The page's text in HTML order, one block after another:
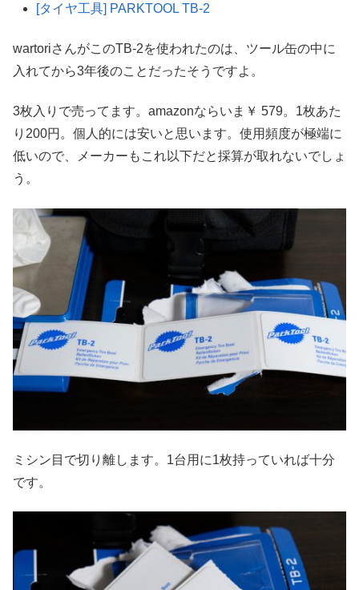
[タイヤ工具] PARKTOOL TB-2
wartoriさんがこのTB-2を使われたのは、ツール缶の中に
入れてから3年後のことだったそうですよ。
3枚入りで売ってます。amazonならいま￥ 579。1枚あた
り200円。個人的には安いと思います。使用頻度が極端に
低いので、メーカーもこれ以下だと採算が取れないでしょ
う。
ミシン目で切り離します。1台用に1枚持っていれば十分
です。